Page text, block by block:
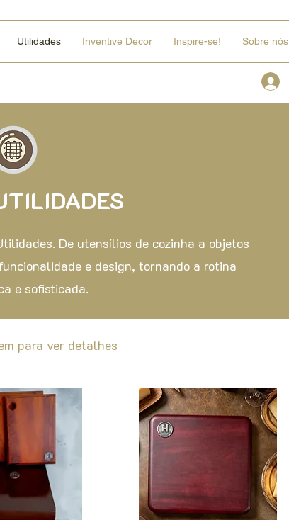
Utilidades Inventive Decor Inspire-se! Sobre nós
De utensílios de cozinha a objetos
e design, tornando a rotina
e sofisticada.
para ver detalhes